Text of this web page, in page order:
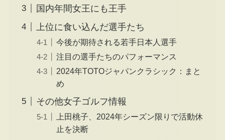
国内年間女王にも王手
上位に食い込んだ選手たち
今後が期待される若手日本人選手
注目の選手たちのパフォーマンス
2024年TOTOジャパンクラシック：まと
め
その他女子ゴルフ情報
上田桃子、2024年シーズン限りで活動休
止を決断